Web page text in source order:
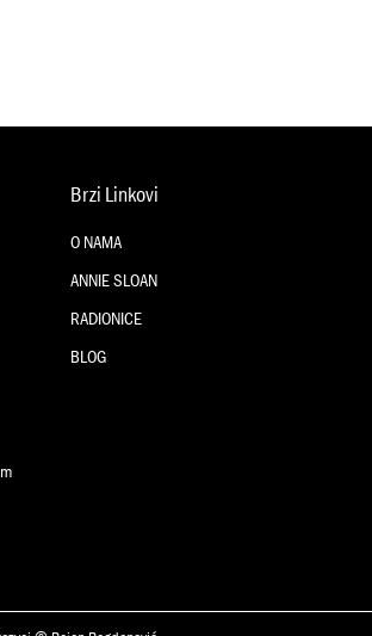
Brzi Linkovi
O NAMA
ANNIE SLOAN
RADIONICE
BLOG